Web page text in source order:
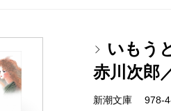
いもう
赤川次郎
新潮文庫 978-